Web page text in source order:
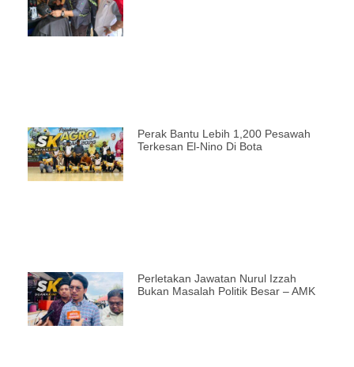
Perak Bantu Lebih 1,200 Pesawah
Terkesan El-Nino Di Bota
Perletakan Jawatan Nurul Izzah
Bukan Masalah Politik Besar – AMK